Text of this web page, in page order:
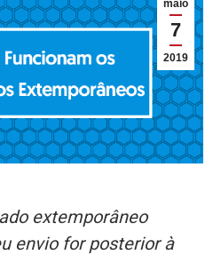
maio
7
2019
extemporâneo
envio for posterior à